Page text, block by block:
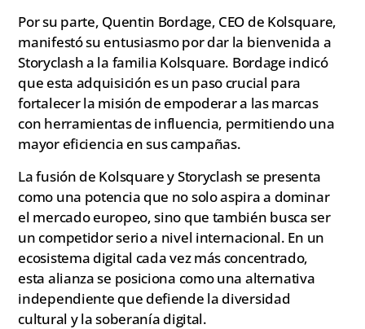
Por su parte, Quentin Bordage, CEO de Kolsquare,
manifestó su entusiasmo por dar la bienvenida a
Storyclash a la familia Kolsquare. Bordage indicó
que esta adquisición es un paso crucial para
fortalecer la misión de empoderar a las marcas
con herramientas de influencia, permitiendo una
mayor eficiencia en sus campañas.
La fusión de Kolsquare y Storyclash se presenta
como una potencia que no solo aspira a dominar
el mercado europeo, sino que también busca ser
un competidor serio a nivel internacional. En un
ecosistema digital cada vez más concentrado,
esta alianza se posiciona como una alternativa
independiente que defiende la diversidad
cultural y la soberanía digital.